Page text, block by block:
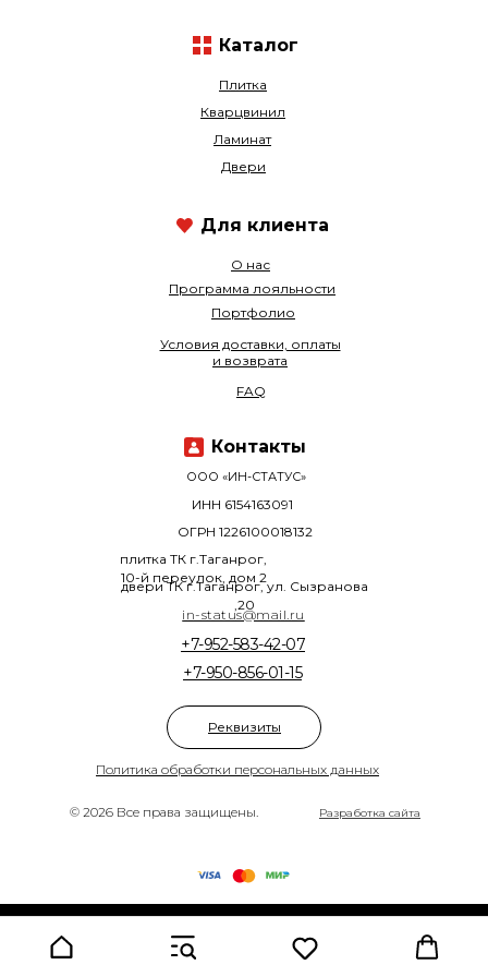
© 2026 Все права защищены.
Политика обработки персональных данных
Плитка
Кварцвинил
+7-950-856-01-15
+7-952-583-42-07
О нас
Ламинат
Программа лояльности
Двери
Портфолио
ООО «ИН-СТАТУС»
плитка ТК г.Таганрог,
10-й переулок, дом 2
двери ТК г.Таганрог, ул. Сызранова
,20
ОГРН 1226100018132
ИНН 6154163091
Разработка сайта
Условия доставки, оплаты
и возврата
FAQ
Каталог
in-status@mail.ru
Контакты
Для клиента
Реквизиты
Made on Tilda